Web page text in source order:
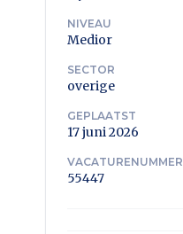
NIVEAU
Medior
SECTOR
overige
GEPLAATST
17 juni 2026
VACATURENUMMER
55447